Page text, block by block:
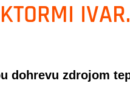
dohrevu zdrojom